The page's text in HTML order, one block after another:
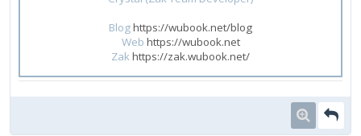
Bloghttps://wubook.net/blog
Web https://wubook.net
Zak https://zak.wubook.net/